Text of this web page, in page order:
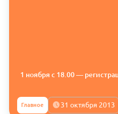
1 ноября с 18.00 —
Главное 31 октября 2013